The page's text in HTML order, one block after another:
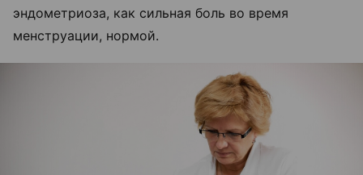
эндометриоза, как сильная боль во время
менструации, нормой.